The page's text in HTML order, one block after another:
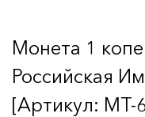
Монета 1
Российская
[Артикул: MT-